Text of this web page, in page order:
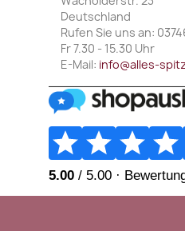
Deutschland
Rufen Sie uns an:
Fr 7.30 - 15.30 Uhr
E-Mail: info@alles-